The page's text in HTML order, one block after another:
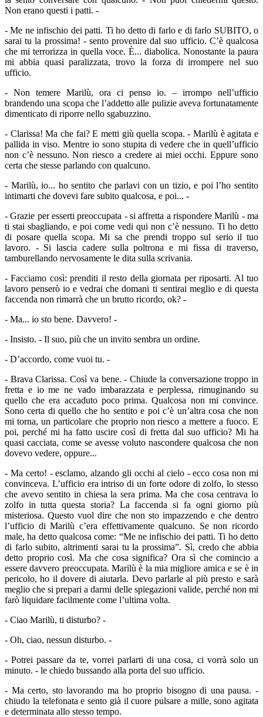
Non erano questi i patti. -
- Me ne infischio dei patti. Ti ho detto di farlo e di farlo SUBITO, o
sarai tu la prossima! - sento provenire dal suo ufficio. C’è qualcosa
che mi terrorizza in quella voce. È... diabolica. Nonostante la paura
mi abbia quasi paralizzata, trovo la forza di irrompere nel suo
ufficio.
- Non temere Marilù, ora ci penso io. – irrompo nell’ufficio
brandendo una scopa che l’addetto alle pulizie aveva fortunatamente
dimenticato di riporre nello sgabuzzino.
- Clarissa! Ma che fai? E metti giù quella scopa. - Marilù è agitata e
pallida in viso. Mentre io sono stupita di vedere che in quell’ufficio
non c’è nessuno. Non riesco a credere ai miei occhi. Eppure sono
certa che stesse parlando con qualcuno.
- Marilù, io... ho sentito che parlavi con un tizio, e poi l’ho sentito
intimarti che dovevi fare subito qualcosa, e poi... -
- Grazie per esserti preoccupata - si affretta a rispondere Marilù - ma
ti stai sbagliando, e poi come vedi qui non c’è nessuno. Ti ho detto
di posare quella scopa. Mi sa che prendi troppo sul serio il tuo
lavoro. - Si lascia cadere sulla poltrona e mi fissa di traverso,
tamburellando nervosamente le dita sulla scrivania.
- Facciamo così: prenditi il resto della giornata per riposarti. Al tuo
lavoro penserò io e vedrai che domani ti sentirai meglio e di questa
faccenda non rimarrà che un brutto ricordo, ok? -
- Ma... io sto bene. Davvero! -
- Insisto. - Il suo, più che un invito sembra un ordine.
- D’accordo, come vuoi tu. -
- Brava Clarissa. Così va bene. - Chiude la conversazione troppo in
fretta e io me ne vado imbarazzata e perplessa, rimuginando su
quello che era accaduto poco prima. Qualcosa non mi convince.
Sono certa di quello che ho sentito e poi c’è un’altra cosa che non
mi torna, un particolare che proprio non riesco a mettere a fuoco. E
poi, perché mi ha fatto uscire così di fretta dal suo ufficio? Mi ha
quasi cacciata, come se avesse voluto nascondere qualcosa che non
dovevo vedere, oppure...
- Ma certo! - esclamo, alzando gli occhi al cielo - ecco cosa non mi
convinceva. L’ufficio era intriso di un forte odore di zolfo, lo stesso
che avevo sentito in chiesa la sera prima. Ma che cosa centrava lo
zolfo in tutta questa storia? La faccenda si fa ogni giorno più
misteriosa. Questo vuol dire che non sto impazzendo e che dentro
l’ufficio di Marilù c’era effettivamente qualcuno. Se non ricordo
male, ha detto qualcosa come: “Me ne infischio dei patti. Ti ho detto
di farlo subito, altrimenti sarai tu la prossima”. Sì, credo che abbia
detto proprio così. Ma che cosa significa? Ora sì che comincio a
essere davvero preoccupata. Marilù è la mia migliore amica e se è in
pericolo, ho il dovere di aiutarla. Devo parlarle al più presto e sarà
meglio che si prepari a darmi delle spiegazioni valide, perché non mi
farò liquidare facilmente come l’ultima volta.
- Ciao Marilù, ti disturbo? -
- Oh, ciao, nessun disturbo. -
- Potrei passare da te, vorrei parlarti di una cosa, ci vorrà solo un
minuto. - le chiedo bussando alla porta del suo ufficio.
- Ma certo, sto lavorando ma ho proprio bisogno di una pausa. -
chiudo la telefonata e sento già il cuore pulsare a mille, sono agitata
e determinata allo stesso tempo.